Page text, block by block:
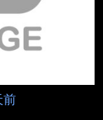
前